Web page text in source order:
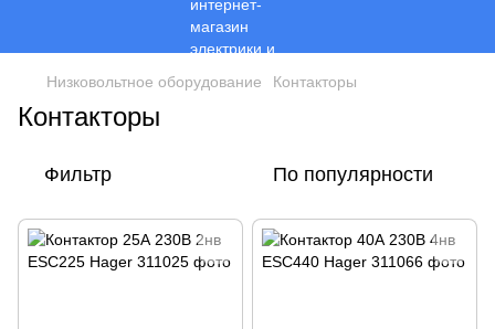
Низковольтное оборудование Контакторы
Контакторы
Фильтр По популярности